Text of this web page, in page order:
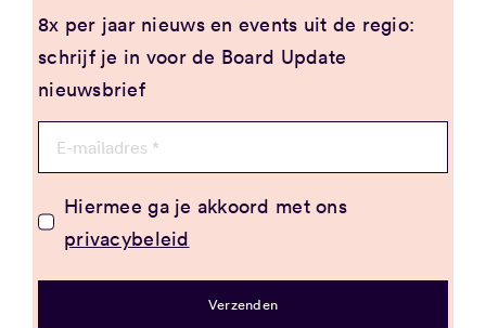
8x per jaar nieuws en events uit de regio:
schrijf je in voor de Board Update
nieuwsbrief
Hiermee ga je akkoord met ons
privacybeleid
Verzenden